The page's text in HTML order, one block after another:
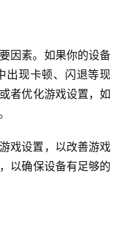
因素。如果你的设备
出现卡顿、闪退等现
者优化游戏设置，如
戏设置，以改善游戏
以确保设备有足够的